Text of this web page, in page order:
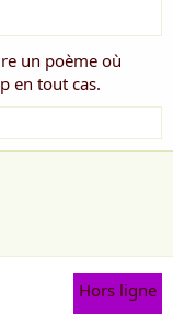
un poème où
en tout cas.
Hors ligne